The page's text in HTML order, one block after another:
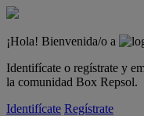
¡Hola! Bienvenida/o a
Identifícate o regístrate y
la comunidad Box Repsol.
Identifícate Regístrate